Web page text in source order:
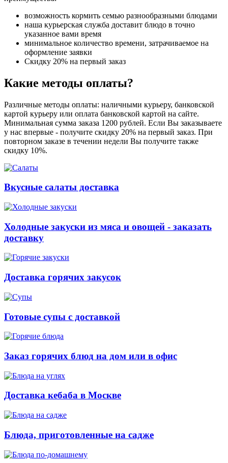
возможность кормить семью разнообразными блюдами
наша курьерская служба доставит блюдо в точно
указанное вами время
минимальное количество времени, затрачиваемое на
оформление заявки
Скидку 20% на первый заказ
Какие методы оплаты?
Различные методы оплаты: наличными курьеру, банковской
картой курьеру или оплата банковской картой на сайте.
Минимальная сумма заказа 1200 рублей. Если Вы заказываете
у нас впервые - получите скидку 20% на первый заказ. При
повторном заказе в течении недели Вы получите также
скидку 10%.
Вкусные салаты доставка
Холодные закуски из мяса и овощей - заказать
доставку
Доставка горячих закусок
Готовые супы с доставкой
Заказ горячих блюд на дом или в офис
Доставка кебаба в Москве
Блюда, приготовленные на садже